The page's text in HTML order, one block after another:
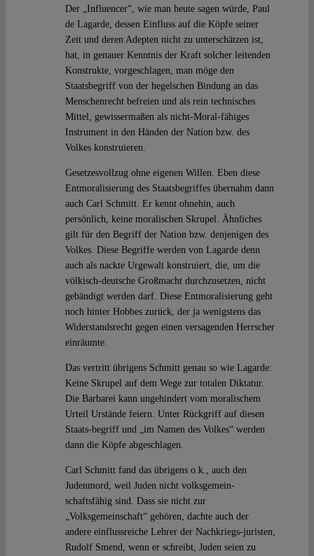
Der „Influencer“, wie man heute sagen würde, Paul
de Lagarde, dessen Einfluss auf die Köpfe seiner
Zeit und deren Adepten nicht zu unterschätzen ist,
hat, in genauer Kenntnis der Kraft solcher leitenden
Konstrukte, vorgeschlagen, man möge den
Staatsbegriff von der hegelschen Bindung an das
Menschenrecht befreien und als rein technisches
Mittel, gewissermaßen als nicht-Moral-fähiges
Instrument in den Händen der Nation bzw. des
Volkes konstruieren.
Gesetzesvollzug ohne eigenen Willen. Eben diese
Entmoralisierung des Staatsbegriffes übernahm dann
auch Carl Schmitt. Er kennt ohnehin, auch
persönlich, keine moralischen Skrupel. Ähnliches
gilt für den Begriff der Nation bzw. denjenigen des
Volkes. Diese Begriffe werden von Lagarde denn
auch als nackte Urgewalt konstruiert, die, um die
völkisch-deutsche Großmacht durchzusetzen, nicht
gebändigt werden darf. Diese Entmoralisierung geht
noch hinter Hobbes zurück, der ja wenigstens das
Widerstandsrecht gegen einen versagenden Herrscher
einräumte.
Das vertritt übrigens Schmitt genau so wie Lagarde:
Keine Skrupel auf dem Wege zur totalen Diktatur.
Die Barbarei kann ungehindert vom moralischem
Urteil Urstände feiern. Unter Rückgriff auf diesen
Staats-begriff und „im Namen des Volkes“ werden
dann die Köpfe abgeschlagen.
Carl Schmitt fand das übrigens o.k., auch den
Judenmord, weil Juden nicht volksgemein-
schaftsfähig sind. Dass sie nicht zur
„Volksgemeinschaft“ gehören, dachte auch der
andere einflussreiche Lehrer der Nachkriegs-juristen,
Rudolf Smend, wenn er schreibt, Juden seien zu